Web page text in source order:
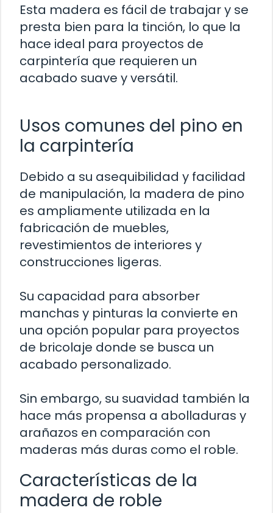
Esta madera es fácil de trabajar y se
presta bien para la tinción, lo que la
hace ideal para proyectos de
carpintería que requieren un
acabado suave y versátil.
Usos comunes del pino en
la carpintería
Debido a su asequibilidad y facilidad
de manipulación, la madera de pino
es ampliamente utilizada en la
fabricación de muebles,
revestimientos de interiores y
construcciones ligeras.
Su capacidad para absorber
manchas y pinturas la convierte en
una opción popular para proyectos
de bricolaje donde se busca un
acabado personalizado.
Sin embargo, su suavidad también la
hace más propensa a abolladuras y
arañazos en comparación con
maderas más duras como el roble.
Características de la
madera de roble